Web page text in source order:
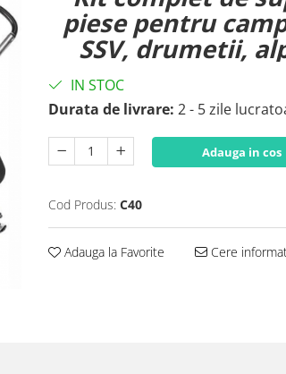
piese pentru
SSV, drumetii,
IN STOC
Durata de livrare: 2 - 5 zile
Adauga in cos
Cod Produs: C40
Adauga la Favorite Cere